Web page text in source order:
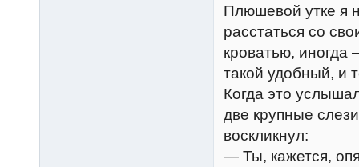
Плюшевой утке я
расстаться со
кроватью,
такой удобный, и
Когда это
две крупные
воскликнул:
— Ты, кажется,